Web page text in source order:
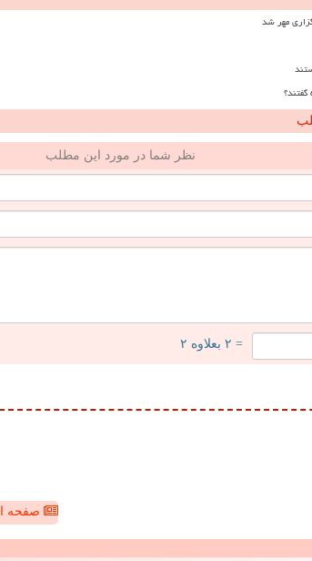
مهر شد
نظر شما در مورد این مطلب
= ۲ بعلاوه ۲
صفحه